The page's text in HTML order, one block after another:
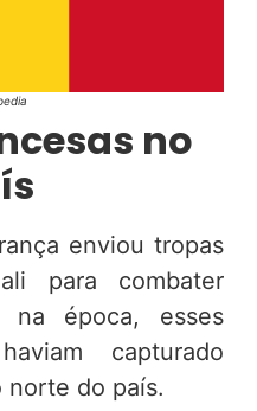
no
enviou tropas
para combater
na época, esses
capturado
norte do país.